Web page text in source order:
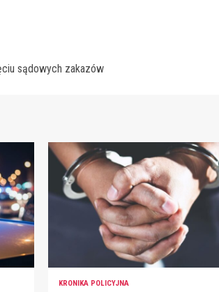
sądowych zakazów
KRONIKA POLICYJNA